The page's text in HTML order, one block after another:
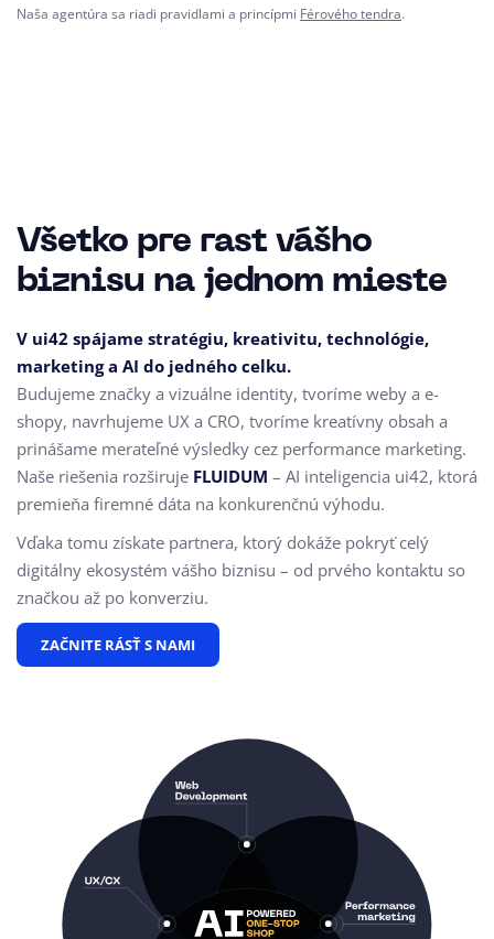
Naša agentúra sa riadi pravidlami a princípmi Férového tendra.
Všetko pre rast vášho
biznisu na jednom mieste
V ui42 spájame stratégiu, kreativitu, technológie,
marketing a AI do jedného celku.
Budujeme značky a vizuálne identity, tvoríme weby a e-
shopy, navrhujeme UX a CRO, tvoríme kreatívny obsah a
prinášame merateľné výsledky cez performance marketing.
Naše riešenia rozširuje FLUIDUM – AI inteligencia ui42, ktorá
premieňa firemné dáta na konkurenčnú výhodu.
Vďaka tomu získate partnera, ktorý dokáže pokryť celý
digitálny ekosystém vášho biznisu – od prvého kontaktu so
značkou až po konverziu.
ZAČNITE RÁSŤ S NAMI